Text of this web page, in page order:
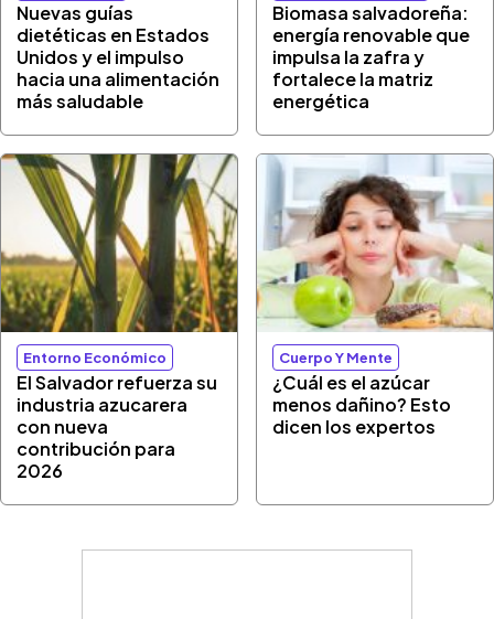
Nuevas guías
dietéticas en Estados
Unidos y el impulso
hacia una alimentación
más saludable
Biomasa salvadoreña:
energía renovable que
impulsa la zafra y
fortalece la matriz
energética
Entorno Económico
El Salvador refuerza su
industria azucarera
con nueva
contribución para
2026
Cuerpo Y Mente
¿Cuál es el azúcar
menos dañino? Esto
dicen los expertos